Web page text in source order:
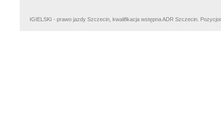
IGIELSKI - prawo jazdy Szczecin, kwalifikacja wstępna ADR Szczecin.